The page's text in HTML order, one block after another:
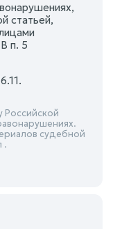
статьей,
п. 5
Российской
судебной
.